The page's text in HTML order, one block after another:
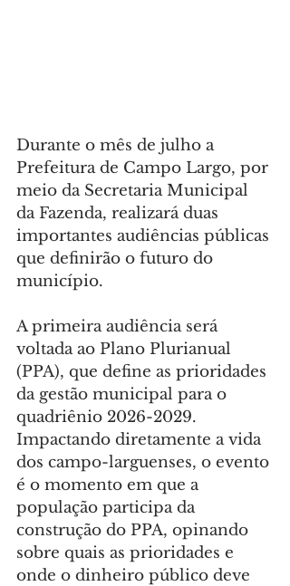
Durante o mês de julho a
Prefeitura de Campo Largo, por
meio da Secretaria Municipal
da Fazenda, realizará duas
importantes audiências públicas
que definirão o futuro do
município.
A primeira audiência será
voltada ao Plano Plurianual
(PPA), que define as prioridades
da gestão municipal para o
quadriênio 2026-2029.
Impactando diretamente a vida
dos campo-larguenses, o evento
é o momento em que a
população participa da
construção do PPA, opinando
sobre quais as prioridades e
onde o dinheiro público deve